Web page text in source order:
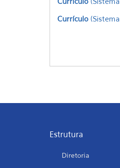
Currículo
Estrutura
Diretoria